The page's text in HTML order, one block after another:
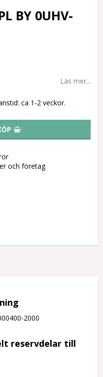
BY 0UHV-
Läs mer...
ca 1-2 veckor.
och företag
2000
reservdelar till